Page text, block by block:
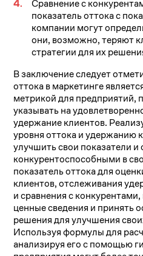
Сравнение с
показатель оттока с
компании могут
они, возможно, теряют
стратегии для их
В заключение следует
оттока в маркетинге
метрикой для предприятий,
указывать на
удержание клиентов.
уровня оттока и удержанию
улучшить свои показатели и
конкурентоспособными в
показатель оттока для
клиентов, отслеживания
и сравнения с
ценные сведения и принять
решения для улучшения
Используя формулы для
анализируя его с помощью